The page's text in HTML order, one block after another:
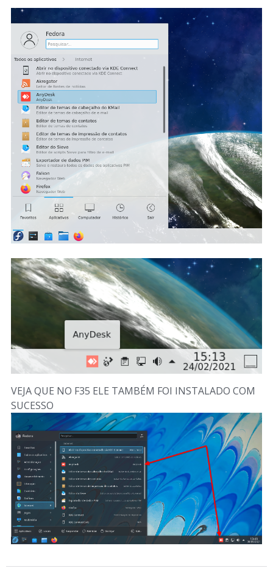
VEJA QUE NO F35 ELE TAMBÉM FOI INSTALADO COM
SUCESSO